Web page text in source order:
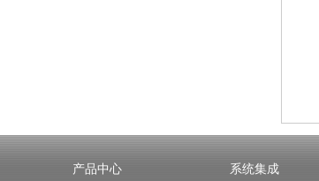
产品中心 系统集成